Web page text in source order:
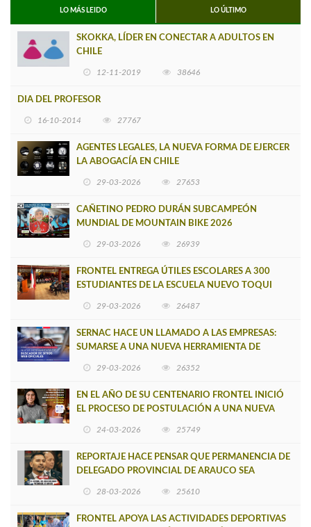
LO MÁS LEIDO LO ÚLTIMO
SKOKKA, LÍDER EN CONECTAR A ADULTOS EN
CHILE
12-11-2019 38646
DIA DEL PROFESOR
16-10-2014 27767
AGENTES LEGALES, LA NUEVA FORMA DE EJERCER
LA ABOGACÍA EN CHILE
29-03-2026 27653
CAÑETINO PEDRO DURÁN SUBCAMPEÓN
MUNDIAL DE MOUNTAIN BIKE 2026
29-03-2026 26939
FRONTEL ENTREGA ÚTILES ESCOLARES A 300
ESTUDIANTES DE LA ESCUELA NUEVO TOQUI
29-03-2026 26487
SERNAC HACE UN LLAMADO A LAS EMPRESAS:
SUMARSE A UNA NUEVA HERRAMIENTA DE
29-03-2026 26352
EN EL AÑO DE SU CENTENARIO FRONTEL INICIÓ
EL PROCESO DE POSTULACIÓN A UNA NUEVA
24-03-2026 25749
REPORTAJE HACE PENSAR QUE PERMANENCIA DE
DELEGADO PROVINCIAL DE ARAUCO SEA
28-03-2026 25610
FRONTEL APOYA LAS ACTIVIDADES DEPORTIVAS